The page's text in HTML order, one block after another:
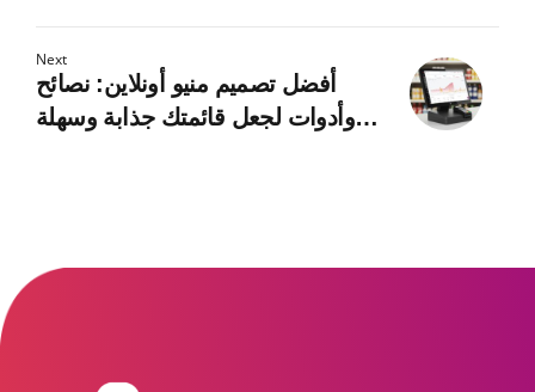
Next
أفضل تصميم منيو أونلاين: نصائح
وأدوات لجعل قائمتك جذابة وسهلة